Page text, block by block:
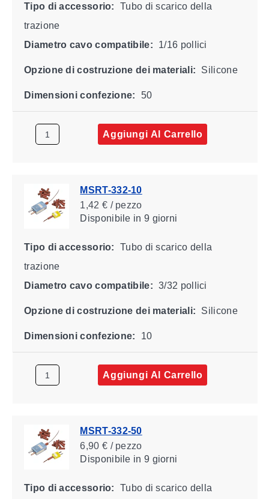
Tipo di accessorio:
Tubo di scarico della
trazione
Diametro cavo compatibile:
1/16 pollici
Opzione di costruzione dei materiali: Silicone
Dimensioni confezione: 50
Aggiungi Al Carrello
MSRT-332-10
1,42 € / pezzo
Disponibile in 9 giorni
Tipo di accessorio:
Tubo di scarico della
trazione
Diametro cavo compatibile: 3/32 pollici
Opzione di costruzione dei materiali: Silicone
Dimensioni confezione: 10
Aggiungi Al Carrello
MSRT-332-50
6,90 € / pezzo
Disponibile in 9 giorni
Tipo di accessorio:
Tubo di scarico della